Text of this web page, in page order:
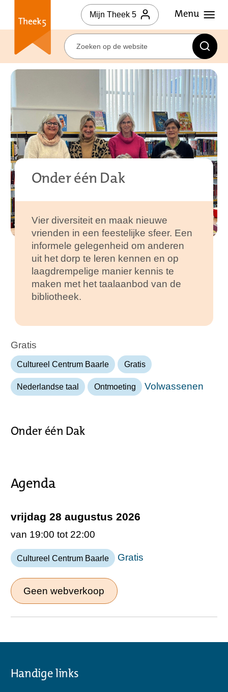
Mijn Theek 5
Onder één Dak
Vier diversiteit en maak nieuwe
vrienden in een feestelijke sfeer. Een
informele gelegenheid om anderen
uit het dorp te leren kennen en op
laagdrempelige manier kennis te
maken met het taalaanbod van de
bibliotheek.
Gratis
Cultureel Centrum Baarle Gratis
Nederlandse taal Ontmoeting Volwassenen
Onder één Dak
Agenda
vrijdag 28 augustus 2026
van 19:00 tot 22:00
Cultureel Centrum Baarle Gratis
Geen webverkoop
Handige links